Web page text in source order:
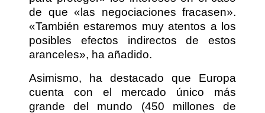
de que «las negociaciones fracasen».
«También estaremos muy atentos a los
posibles efectos indirectos de estos
aranceles», ha añadido.
Asimismo, ha destacado que Europa
cuenta con el mercado único más
grande del mundo (450 millones de